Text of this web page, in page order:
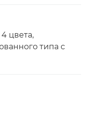
цвета,
типа с